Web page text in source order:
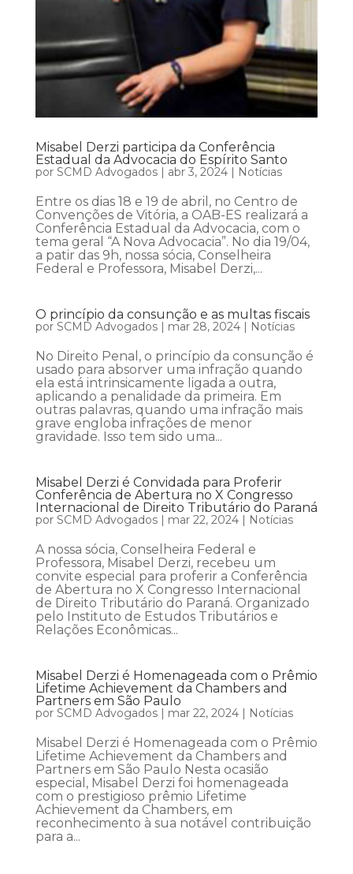
Misabel Derzi participa da Conferência
Estadual da Advocacia do Espírito Santo
por SCMD Advogados| abr 3, 2024| Notícias
Entre os dias 18 e 19 de abril, no Centro de
Convenções de Vitória, a OAB-ES realizará a
Conferência Estadual da Advocacia, com o
tema geral “A Nova Advocacia”. No dia 19/04,
a patir das 9h, nossa sócia, Conselheira
Federal e Professora, Misabel Derzi,...
O princípio da consunção e as multas fiscais
por SCMD Advogados| mar 28, 2024| Notícias
No Direito Penal, o princípio da consunção é
usado para absorver uma infração quando
ela está intrinsicamente ligada a outra,
aplicando a penalidade da primeira. Em
outras palavras, quando uma infração mais
grave engloba infrações de menor
gravidade. Isso tem sido uma...
Misabel Derzi é Convidada para Proferir
Conferência de Abertura no X Congresso
Internacional de Direito Tributário do Paraná
por SCMD Advogados| mar 22, 2024| Notícias
A nossa sócia, Conselheira Federal e
Professora, Misabel Derzi, recebeu um
convite especial para proferir a Conferência
de Abertura no X Congresso Internacional
de Direito Tributário do Paraná. Organizado
pelo Instituto de Estudos Tributários e
Relações Econômicas...
Misabel Derzi é Homenageada com o Prêmio
Lifetime Achievement da Chambers and
Partners em São Paulo
por SCMD Advogados| mar 22, 2024| Notícias
Misabel Derzi é Homenageada com o Prêmio
Lifetime Achievement da Chambers and
Partners em São Paulo Nesta ocasião
especial, Misabel Derzi foi homenageada
com o prestigioso prêmio Lifetime
Achievement da Chambers, em
reconhecimento à sua notável contribuição
para a...